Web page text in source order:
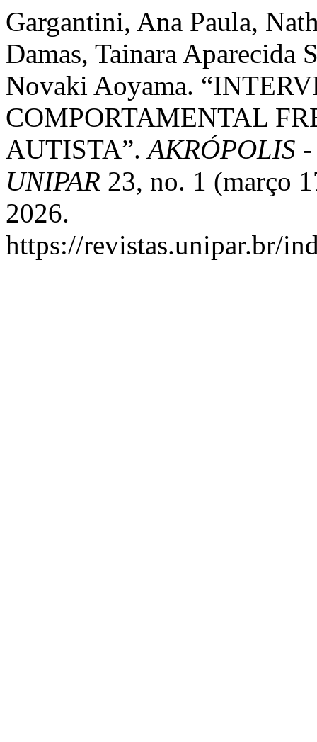
Gargantini, Ana Paula,
Damas, Tainara Aparecida
Novaki Aoyama.
COMPORTAMENTAL
AUTISTA”.AKRÓPOLIS
UNIPAR 23, no. 1 (março
2026.
https://revistas.unipar.br/